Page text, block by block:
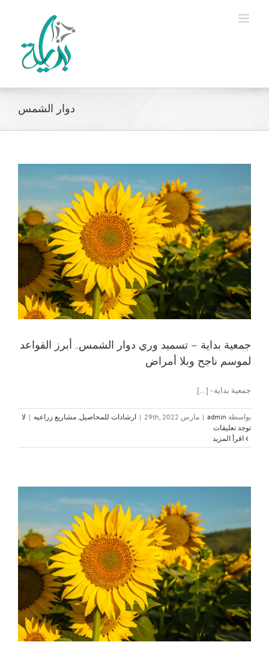
دوار الشمس
جمعية بداية – تسميد وري دوار الشمس.. أبرز القواعد
لموسم ناجح وبلا أمراض
جمعية بداية - [...]
بواسطة admin
| مارس 29th, 2022 | ارشادات للمحاصيل مشاريع زراعيه | لا
توجد تعليقات